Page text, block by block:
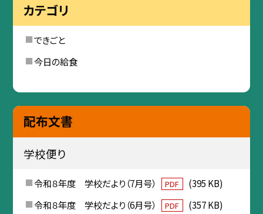
カテゴリ
できごと
今日の給食
配布文書
学校便り
令和８年度 学校だより（7月号） PDF
(395 KB)
令和８年度 学校だより（6月号）
PDF (357 KB)